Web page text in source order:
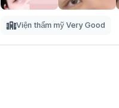
Viện thẩm mỹ Very Good